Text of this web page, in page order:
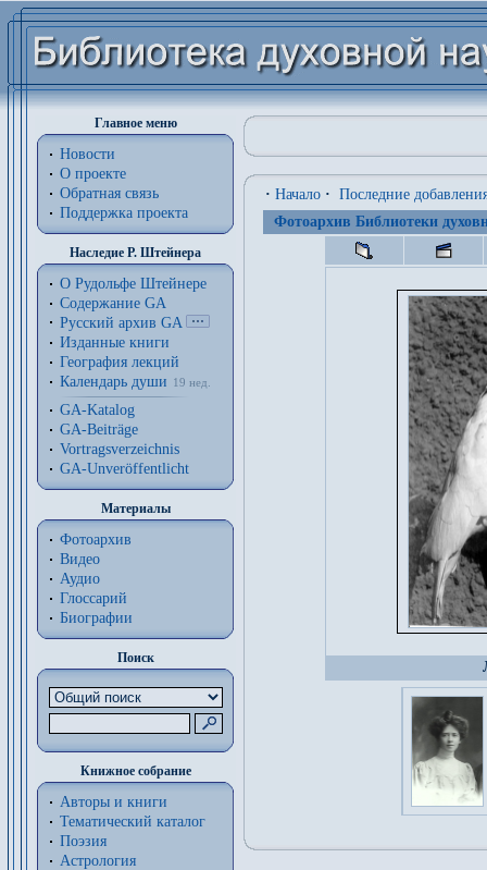
Главное меню
Новости
О проекте
Обратная связь
Поддержка проекта
Наследие Р. Штейнера
О Рудольфе Штейнере
Содержание GA
Русский архив GA
Изданные книги
География лекций
Календарь души
19 нед.
GA-Katalog
GA-Beiträge
Vortragsverzeichnis
GA-Unveröffentlicht
Материалы
Фотоархив
Видео
Аудио
Глоссарий
Биографии
Поиск
Книжное собрание
Авторы и книги
Тематический каталог
Поэзия
Астрология
· Начало · Последние
Фотоархив Библиотеки